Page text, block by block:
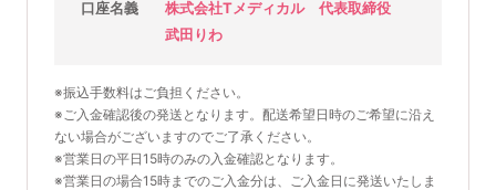
口座名義
株式会社Tメディカル 代表取締役
武田りわ
※振込手数料はご負担ください。
※ご入金確認後の発送となります。配送希望日時のご希望に沿え
ない場合がございますのでご了承ください。
※営業日の平日15時のみの入金確認となります。
※営業日の場合15時までのご入金分は、ご入金日に発送いたしま